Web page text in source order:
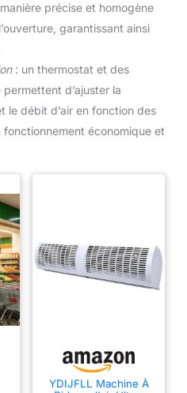
précise et homogène
garantissant ainsi
: un thermostat et des
d’ajuster la
le débit d’air en fonction des
économique et
YDIJFLL Machine À